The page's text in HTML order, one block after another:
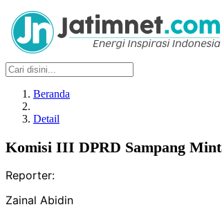
Beranda
Detail
Komisi III DPRD Sampang
Reporter:
Zainal Abidin